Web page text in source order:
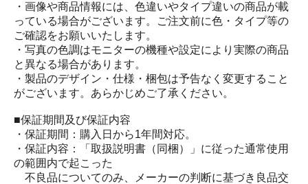
・画像や商品情報には、色違いやタイプ違いの商品が載
っている場合がございます。ご注文前に色・タイプ等の
ご確認をお願いいたします。
・写真の色調はモニターの機種や設定により実際の商品
と異なる場合があります。
・製品のデザイン・仕様・梱包は予告なく変更すること
がございます。あらかじめご了承ください。
■保証期間及び保証内容
・保証期間：購入日から1年間対応。
・保証内容：「取扱説明書（同梱）」に従った通常使用
の範囲内で起こった
不良品についてのみ、メーカーの判断に基づき良品交